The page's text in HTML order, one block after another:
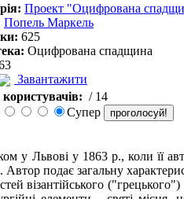
Проект "Оцифрована
Попель Маркель
625
Оцифрована спадщина
Завантажити
/ 14
Супер
у Львові у 1863 р., коли її
Автор подає загальну
візантійського